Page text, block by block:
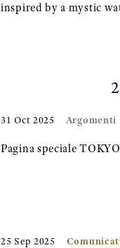
inspired by a mystic
31 Oct 2025 Argomenti
Pagina speciale
25 Sep 2025